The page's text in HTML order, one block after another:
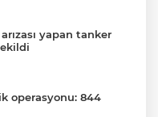
yapan tanker
operasyonu: 844